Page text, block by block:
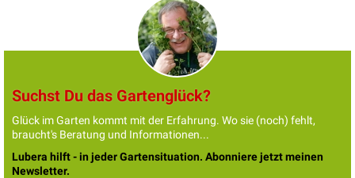
Suchst Du das Gartenglück?
Glück im Garten kommt mit der Erfahrung. Wo sie (noch) fehlt,
braucht's Beratung und Informationen...
Lubera hilft - in jeder Gartensituation. Abonniere jetzt meinen
Newsletter.